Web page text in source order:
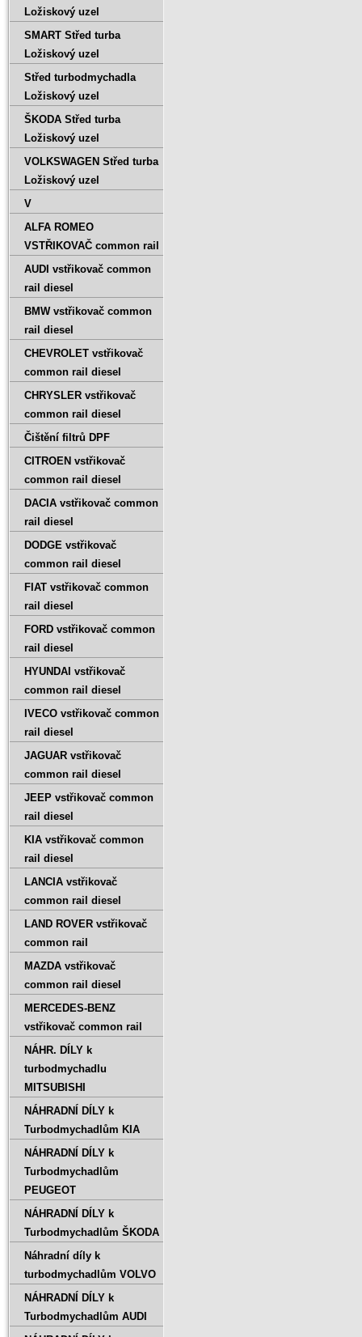
Ložiskový uzel
SMART Střed turba
Ložiskový uzel
Střed turbodmychadla
Ložiskový uzel
ŠKODA Střed turba
Ložiskový uzel
VOLKSWAGEN Střed turba
Ložiskový uzel
V
ALFA ROMEO
VSTŘIKOVAČ common rail
AUDI vstřikovač common
rail diesel
BMW vstřikovač common
rail diesel
CHEVROLET vstřikovač
common rail diesel
CHRYSLER vstřikovač
common rail diesel
Čištění filtrů DPF
CITROEN vstřikovač
common rail diesel
DACIA vstřikovač common
rail diesel
DODGE vstřikovač
common rail diesel
FIAT vstřikovač common
rail diesel
FORD vstřikovač common
rail diesel
HYUNDAI vstřikovač
common rail diesel
IVECO vstřikovač common
rail diesel
JAGUAR vstřikovač
common rail diesel
JEEP vstřikovač common
rail diesel
KIA vstřikovač common
rail diesel
LANCIA vstřikovač
common rail diesel
LAND ROVER vstřikovač
common rail
MAZDA vstřikovač
common rail diesel
MERCEDES-BENZ
vstřikovač common rail
NÁHR. DÍLY k
turbodmychadlu
MITSUBISHI
NÁHRADNÍ DÍLY k
Turbodmychadlům KIA
NÁHRADNÍ DÍLY k
Turbodmychadlům
PEUGEOT
NÁHRADNÍ DÍLY k
Turbodmychadlům ŠKODA
Náhradní díly k
turbodmychadlům VOLVO
NÁHRADNÍ DÍLY k
Turbodmychadlům AUDI